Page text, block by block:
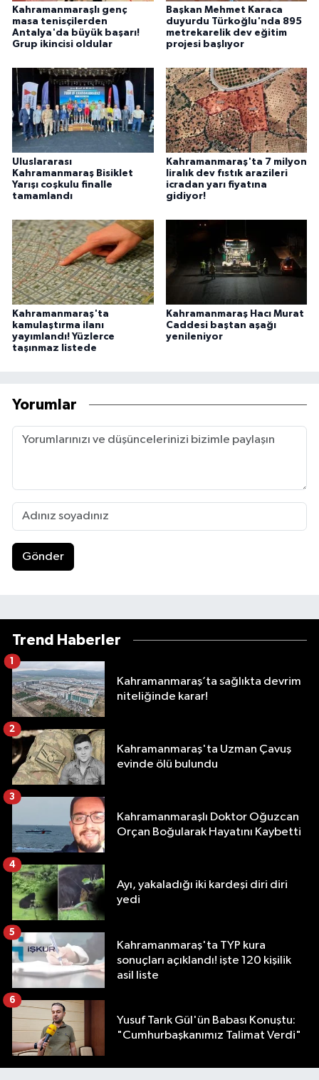
Kahramanmaraşlı genç
masa tenisçilerden
Antalya'da büyük başarı!
Grup ikincisi oldular
Başkan Mehmet Karaca
duyurdu Türkoğlu'nda 895
metrekarelik dev eğitim
projesi başlıyor
Uluslararası
Kahramanmaraş Bisiklet
Yarışı coşkulu finalle
tamamlandı
Kahramanmaraş'ta 7 milyon
liralık dev fıstık arazileri
icradan yarı fiyatına
gidiyor!
Kahramanmaraş'ta
kamulaştırma ilanı
yayımlandı! Yüzlerce
taşınmaz listede
Kahramanmaraş Hacı Murat
Caddesi baştan aşağı
yenileniyor
Yorumlar
Gönder
Trend Haberler
Kahramanmaraş’ta sağlıkta devrim
niteliğinde karar!
1
Kahramanmaraş'ta Uzman Çavuş
evinde ölü bulundu
2
Kahramanmaraşlı Doktor Oğuzcan
Orçan Boğularak Hayatını Kaybetti
3
Ayı, yakaladığı iki kardeşi diri diri
yedi
4
Kahramanmaraş'ta TYP kura
sonuçları açıklandı! işte 120 kişilik
asil liste
5
Yusuf Tarık Gül'ün Babası Konuştu:
"Cumhurbaşkanımız Talimat Verdi"
6